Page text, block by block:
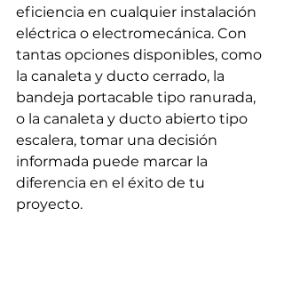
eficiencia en cualquier instalación
eléctrica o electromecánica. Con
tantas opciones disponibles, como
la canaleta y ducto cerrado, la
bandeja portacable tipo ranurada,
o la canaleta y ducto abierto tipo
escalera, tomar una decisión
informada puede marcar la
diferencia en el éxito de tu
proyecto.